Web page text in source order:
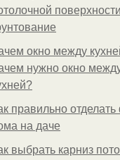
окно между
нужно окно
правильно
на даче
выбрать карниз